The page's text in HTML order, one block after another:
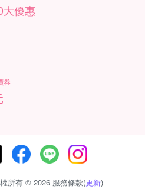
大優惠
券
所有 © 2026 服務條款(更新)